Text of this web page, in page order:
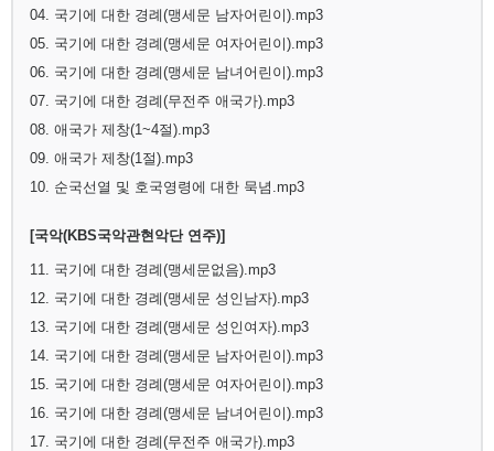
04. 국기에 대한 경례(맹세문 남자어린이).mp3
05. 국기에 대한 경례(맹세문 여자어린이).mp3
06. 국기에 대한 경례(맹세문 남녀어린이).mp3
07. 국기에 대한 경례(무전주 애국가).mp3
08. 애국가 제창(1~4절).mp3
09. 애국가 제창(1절).mp3
10. 순국선열 및 호국영령에 대한 묵념.mp3
[국악(KBS국악관현악단 연주)]
11. 국기에 대한 경례(맹세문없음).mp3
12. 국기에 대한 경례(맹세문 성인남자).mp3
13. 국기에 대한 경례(맹세문 성인여자).mp3
14. 국기에 대한 경례(맹세문 남자어린이).mp3
15. 국기에 대한 경례(맹세문 여자어린이).mp3
16. 국기에 대한 경례(맹세문 남녀어린이).mp3
17. 국기에 대한 경례(무전주 애국가).mp3